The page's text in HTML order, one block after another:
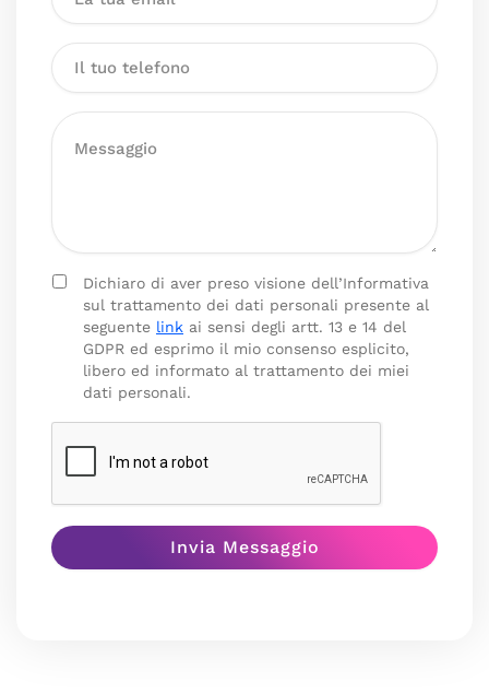
Dichiaro di aver preso visione dell’Informativa
sul trattamento dei dati personali presente al
seguente link ai sensi degli artt. 13 e 14 del
GDPR ed esprimo il mio consenso esplicito,
libero ed informato al trattamento dei miei
dati personali.